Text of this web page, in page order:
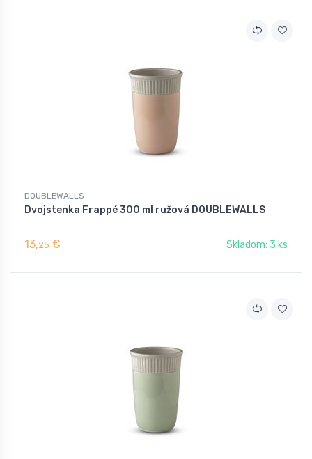
DOUBLEWALLS
Dvojstenka Frappé 300 ml ružová DOUBLEWALLS
13,25 € Skladom: 3 ks